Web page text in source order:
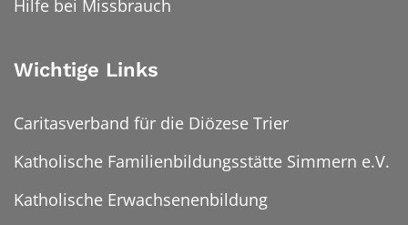
Hilfe bei Missbrauch
Wichtige Links
Caritasverband für die Diözese Trier
Katholische Familienbildungsstätte Simmern e.V.
Katholische Erwachsenenbildung